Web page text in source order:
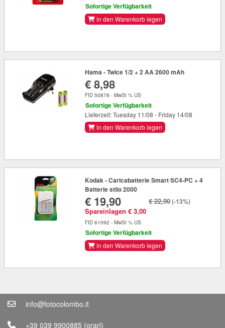
Sofortige Verfügbarkeit
in den Warenkorb legen
Hama - Twice 1/2 + 2 AA 2600 mAh
€ 8,98
FID 50878 - MwSt % US
Sofortige Verfügbarkeit
Lieferzeit: Tuesday 11/08 - Friday 14/08
in den Warenkorb legen
Kodak - Caricabatterie Smart SC4-PC + 4
Batterie stilo 2000
€ 19,90
Spareinlagen € 3,00
€ 22,90(-13%)
FID 61092 - MwSt % US
Sofortige Verfügbarkeit
in den Warenkorb legen
info@fotocolombo.it
+39 039 9900885 (orari)